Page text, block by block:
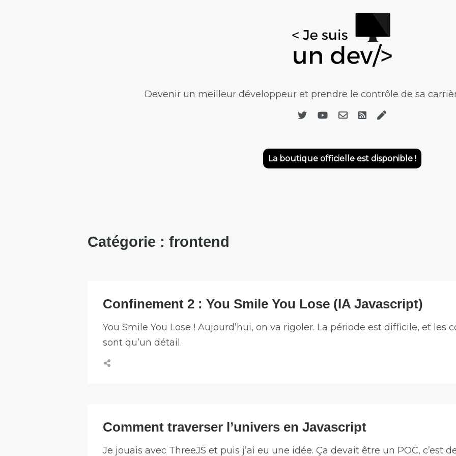
Devenir un meilleur développeur et prendre le contrôle de sa
La boutique officielle est disponible !
Catégorie : frontend
Confinement 2 : You Smile You Lose (IA Javascript)
You Smile You Lose ! Aujourd’hui, on va rigoler. La période est difficile, et les
sont qu’un détail.
Comment traverser l’univers en Javascript
Je jouais avec ThreeJS et puis j’ai eu une idée. Ça devait être un POC, c’est